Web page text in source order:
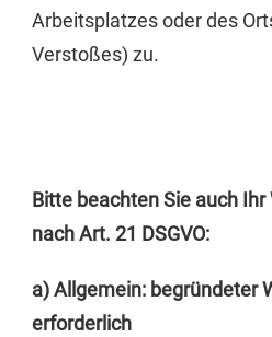
Arbeitsplatzes oder des
Verstoßes) zu.
Bitte beachten Sie auch
nach Art. 21 DSGVO:
a) Allgemein: begründeter
erforderlich